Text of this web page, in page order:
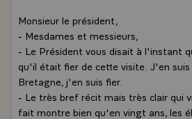
Monsieur le président,
- Mesdames et messieurs,
- Le Président vous disait à l'instant
qu'il était fier de cette visite. J'en
Bretagne, j'en suis fier.
- Le très bref récit mais très clair qui
fait montre bien qu'en vingt ans, les